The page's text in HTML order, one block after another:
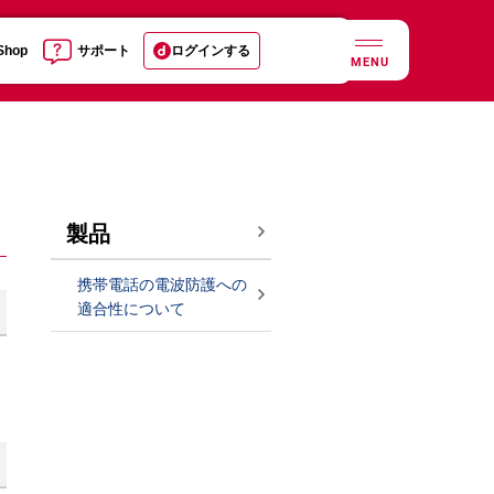
サポート ログインする
MENU
製品
携帯電話の電波防護への
適合性について